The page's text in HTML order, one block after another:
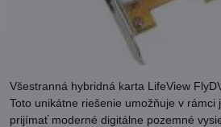
Všestranná hybridná karta LifeView
Toto unikátne riešenie umožňuje v rámci
prijímať moderné digitálne pozemné